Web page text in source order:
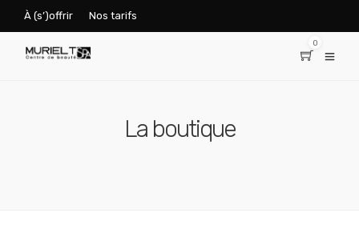
À (s’)offrir Nos tarifs
0
La boutique